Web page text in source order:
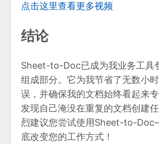
点击这里查看更多视频
结论
Sheet-to-Doc已成为我业务工具
组成部分。它为我节省了无数小
误，并确保我的文档始终看起来
发现自己淹没在重复的文档创建
烈建议您尝试使用Sheet-to-
底改变您的工作方式！